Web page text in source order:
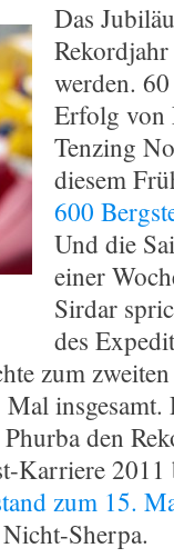
Das
werden.
Erfolg von
Tenzing
diesem
600
Und die
einer
Sirdar
des
zum
den
Karriere 2011
zum 15.
Sherpa.